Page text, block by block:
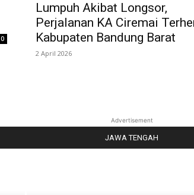
0
Lumpuh Akibat Longsor,
Perjalanan KA Ciremai
Kabupaten Bandung Barat
2 April 2026
Advertisement
JAWA TENGAH